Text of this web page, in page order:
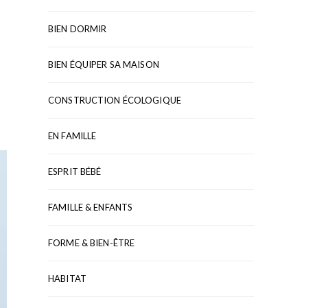
BIEN DORMIR
BIEN ÉQUIPER SA MAISON
CONSTRUCTION ÉCOLOGIQUE
EN FAMILLE
ESPRIT BÉBÉ
FAMILLE & ENFANTS
FORME & BIEN-ÊTRE
HABITAT